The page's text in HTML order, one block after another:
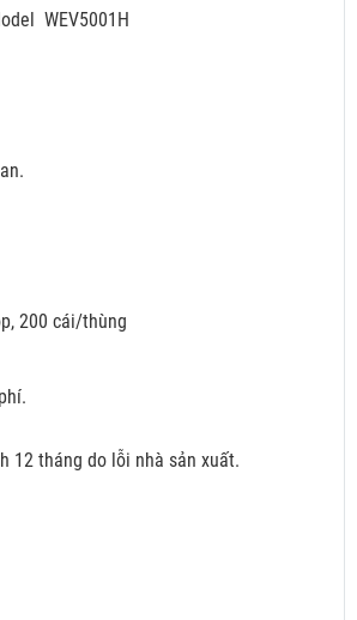
WEV5001H
200 cái/thùng
12 tháng do lỗi nhà sản xuất.